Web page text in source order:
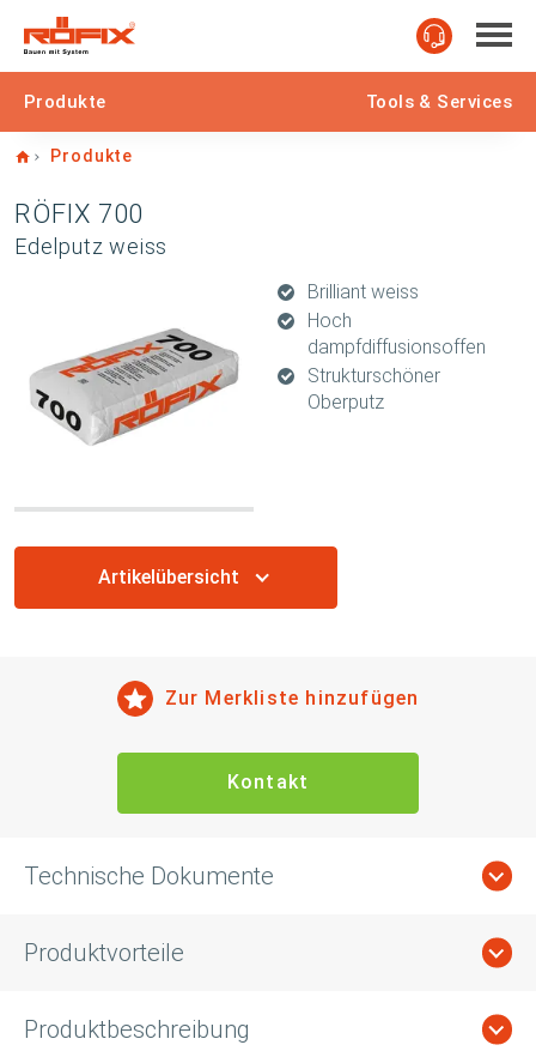
Produkte Tools & Services
Home
Produkte
RÖFIX 700
Edelputz weiss
Brilliant weiss
Hoch
dampfdiffusionsoffen
Strukturschöner
Oberputz
Artikelübersicht
Zur Merkliste hinzufügen
Kontakt
Technische Dokumente
Produktvorteile
Produktbeschreibung